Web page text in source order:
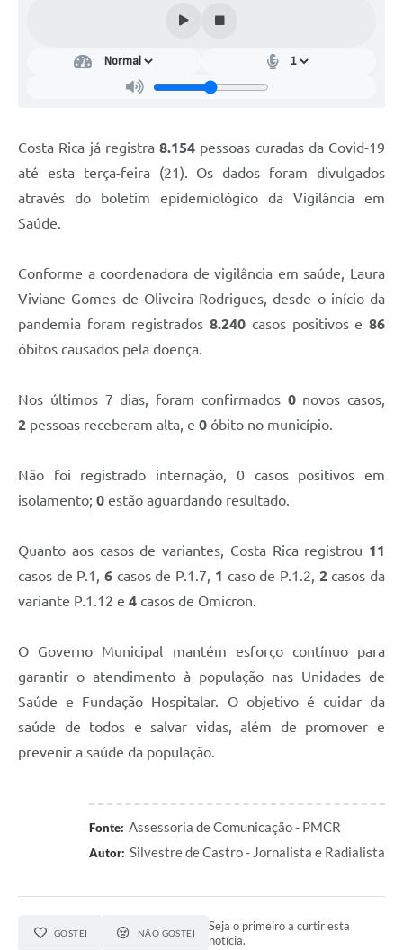
Costa Rica já registra 8.154 pessoas curadas da Covid-19
até esta terça-feira (21). Os dados foram divulgados
através do boletim epidemiológico da Vigilância em
Saúde.
Conforme a coordenadora de vigilância em saúde, Laura
Viviane Gomes de Oliveira Rodrigues, desde o início da
pandemia foram registrados8.240 casos positivos e86
óbitos causados pela doença.
Nos últimos 7 dias, foram confirmados 0novos casos,
2 pessoas receberam alta, e 0 óbito no município.
Não foi registrado internação, 0
casos positivos em
isolamento; 0 estão aguardando resultado.
Quanto aos casos de variantes, Costa Rica registrou 11
casos de P.1,6 casos de P.1.7, 1 caso de P.1.2, 2casos da
variante P.1.12 e 4 casos de Omicron.
O Governo Municipal mantém esforço contínuo para
garantir o atendimento à população nas Unidades de
Saúde e Fundação Hospitalar. O objetivo é cuidar da
saúde de todos e salvar vidas, além de promover e
prevenir a saúde da população.
Fonte: Assessoria de Comunicação - PMCR
Autor: Silvestre de Castro - Jornalista e Radialista
GOSTEI NÃO GOSTEI
Seja o primeiro a curtir esta
notícia.